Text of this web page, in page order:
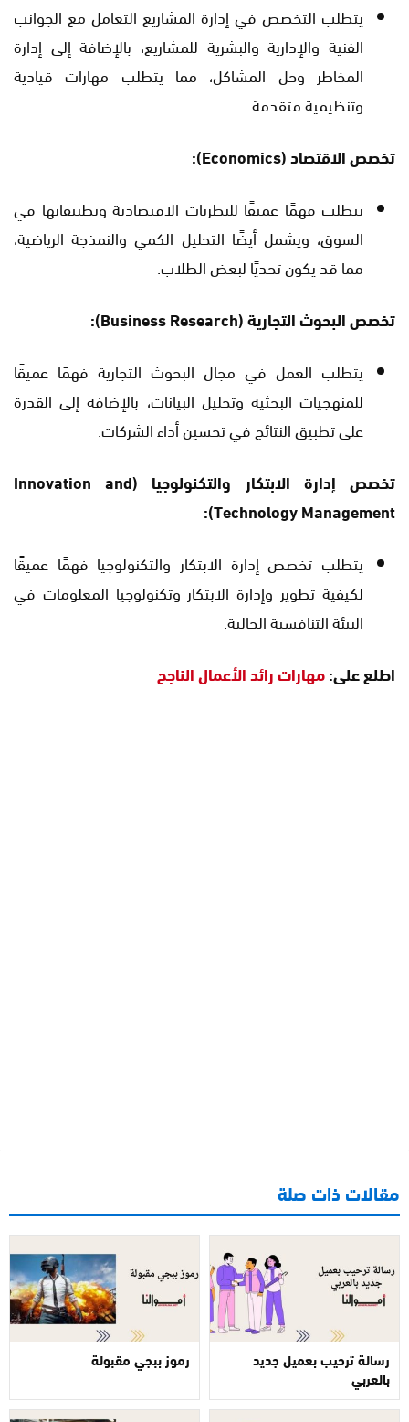
يتطلب التخصص في إدارة المشاريع التعامل مع الجوانب
الفنية والإدارية والبشرية للمشاريع، بالإضافة إلى إدارة
المخاطر وحل المشاكل، مما يتطلب مهارات قيادية
وتنظيمية متقدمة.
تخصص الاقتصاد (Economics):
يتطلب فهمًا عميقًا للنظريات الاقتصادية وتطبيقاتها في
السوق، ويشمل أيضًا التحليل الكمي والنمذجة الرياضية،
مما قد يكون تحديًا لبعض الطلاب.
تخصص البحوث التجارية (Business Research):
يتطلب العمل في مجال البحوث التجارية فهمًا عميقًا
للمنهجيات البحثية وتحليل البيانات، بالإضافة إلى القدرة
على تطبيق النتائج في تحسين أداء الشركات.
تخصص إدارة الابتكار والتكنولوجيا (Innovation and
Technology Management):
يتطلب تخصص إدارة الابتكار والتكنولوجيا فهمًا عميقًا
لكيفية تطوير وإدارة الابتكار وتكنولوجيا المعلومات في
البيئة التنافسية الحالية.
اطلع على:مهارات رائد الأعمال الناجح
مقالات ذات صلة
رسالة ترحيب بعميل جديد
بالعربي
رموز ببجي مقبولة